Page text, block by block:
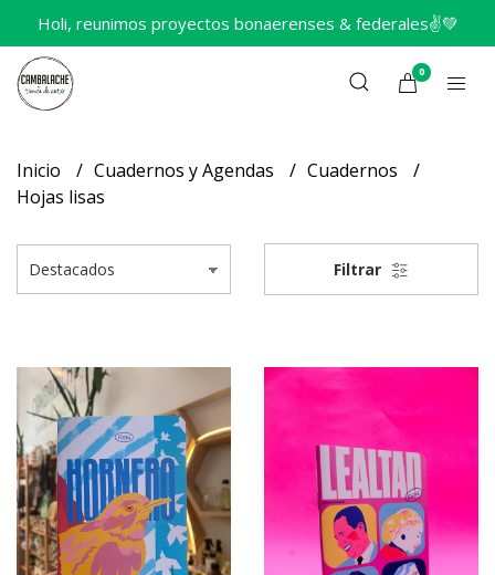
Holi, reunimos proyectos bonaerenses & federales✌️💚
0
Inicio Cuadernos y Agendas
Cuadernos
Hojas lisas
Filtrar